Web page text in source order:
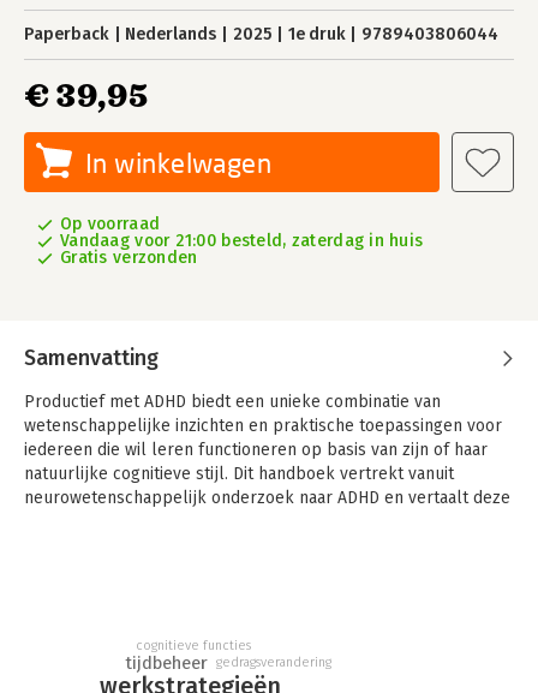
Paperback Nederlands 2025 1e druk 9789403806044
€ 39,95
In winkelwagen
Op voorraad
Vandaag voor 21:00 besteld, zaterdag in huis
Gratis verzonden
Samenvatting
Productief met ADHD biedt een unieke combinatie van
wetenschappelijke inzichten en praktische toepassingen voor
iedereen die wil leren functioneren op basis van zijn of haar
natuurlijke cognitieve stijl. Dit handboek vertrekt vanuit
neurowetenschappelijk onderzoek naar ADHD en vertaalt deze
ontwikkelt die wél werken. Je leert je eigen brein beter
begrijpen en ontdekt technieken zoals
werkstrategieën
tijdbeheer
cognitieve functies
gedragsverandering